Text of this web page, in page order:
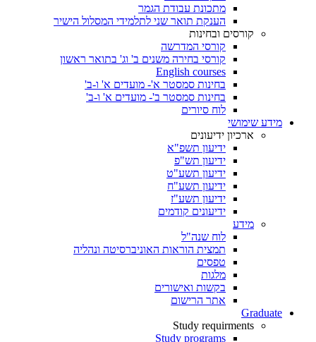
מתכונת עבודת הגמר
הענקת תואר שני לתלמידי המסלול הישיר
קורסים ובחינות
קורסי המדרשה
קורסי בחירה משנים ב' וג' בתואר ראשון
English courses
בחינות סמסטר א'- מועדים א' ו-ב'
בחינות סמסטר ב'- מועדים א' ו-ב'
לוח סיורים
מידע שימושי
ארכיון ידיעונים
ידיעון תשפ"א
ידיעון תש"פ
ידיעון תשע"ט
ידיעון תשע"ח
ידיעון תשע"ז
ידיעונים קודמים
מידע
לוח שנה"ל
תמצית הוראות האוניברסיטה ונהליה
טפסים
מלגות
בקשות ואישורים
אתר הרישום
Graduate
Study requirments
Study programs